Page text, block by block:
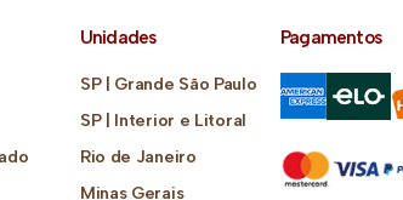
Unidades
SP | Grande São Paulo
SP | Interior e Litoral
Rio de Janeiro
Minas Gerais
Pagamentos